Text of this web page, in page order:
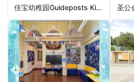
佳宝幼稚园Guideposts Kindergarten（深水埗区幼稚园）